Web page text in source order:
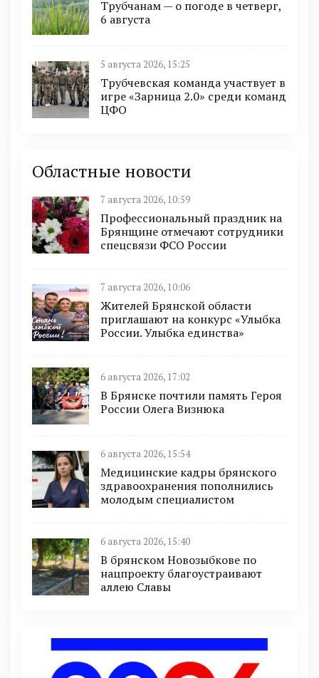
Трубчанам — о погоде в четверг,
6 августа
5 августа 2026, 15:25
Трубчевская команда участвует в
игре «Зарница 2.0» среди команд
ЦФО
Областные новости
7 августа 2026, 10:59
Профессиональный праздник на
Брянщине отмечают сотрудники
спецсвязи ФСО России
7 августа 2026, 10:06
Жителей Брянской области
приглашают на конкурс «Улыбка
России. Улыбка единства»
6 августа 2026, 17:02
В Брянске почтили память Героя
России Олега Визнюка
6 августа 2026, 15:54
Медицинские кадры брянского
здравоохранения пополнились
молодым специалистом
6 августа 2026, 15:40
В брянском Новозыбкове по
нацпроекту благоустраивают
аллею Славы